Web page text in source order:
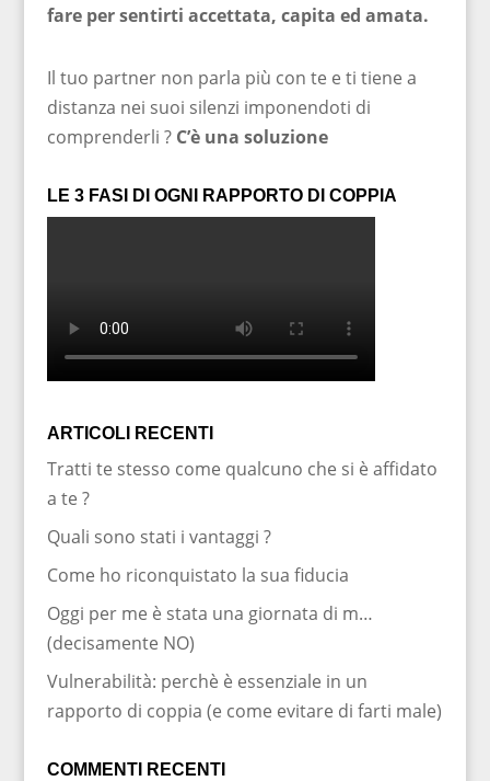
fare per sentirti accettata, capita ed amata.
Il tuo partner non parla più con te e ti tiene a
distanza nei suoi silenzi imponendoti di
comprenderli ? C’è una soluzione
LE 3 FASI DI OGNI RAPPORTO DI COPPIA
ARTICOLI RECENTI
Tratti te stesso come qualcuno che si è affidato
a te ?
Quali sono stati i vantaggi ?
Come ho riconquistato la sua fiducia
Oggi per me è stata una giornata di m…
(decisamente NO)
Vulnerabilità: perchè è essenziale in un
rapporto di coppia (e come evitare di farti male)
COMMENTI RECENTI